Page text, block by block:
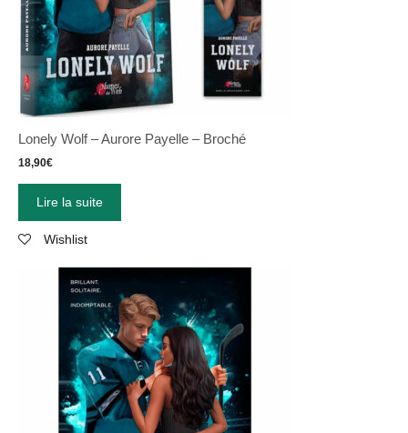
Lonely Wolf – Aurore Payelle – Broché
18,90€
Lire la suite
Wishlist